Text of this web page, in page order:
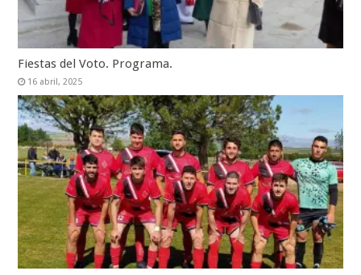
Fiestas del Voto. Programa.
16 abril, 2025